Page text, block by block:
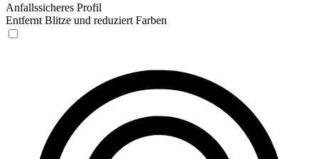
Anfallssicheres Profil
Entfernt Blitze und reduziert Farben